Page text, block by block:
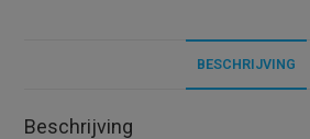
BESCHRIJVING
Beschrijving